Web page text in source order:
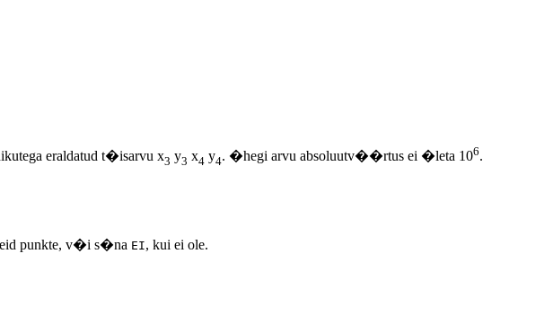
eraldatud t�isarvu x3 y3 x4 y4. �hegi arvu absoluutv��rtus ei �leta 106.
punkte, v�i s�na EI, kui ei ole.